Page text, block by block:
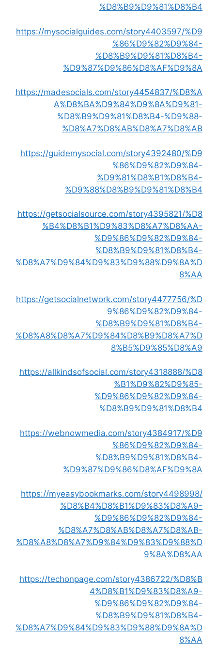
%D8%B9%D9%81%D8%B4
https://mysocialguides.com/story4403597/%D9
%86%D9%82%D9%84-
%D8%B9%D9%81%D8%B4-
%D9%87%D9%86%D8%AF%D9%8A
https://madesocials.com/story4454837/%D8%A
A%D8%BA%D9%84%D9%8A%D9%81-
%D8%B9%D9%81%D8%B4-%D9%88-
%D8%A7%D8%AB%D8%A7%D8%AB
https://guidemysocial.com/story4392480/%D9
%86%D9%82%D9%84-
%D9%81%D8%B1%D8%B4-
%D9%88%D8%B9%D9%81%D8%B4
https://getsocialsource.com/story4395821/%D8
%B4%D8%B1%D9%83%D8%A7%D8%AA-
%D9%86%D9%82%D9%84-
%D8%B9%D9%81%D8%B4-
%D8%A7%D9%84%D9%83%D9%88%D9%8A%D
8%AA
https://getsocialnetwork.com/story4477756/%D
9%86%D9%82%D9%84-
%D8%B9%D9%81%D8%B4-
%D8%A8%D8%A7%D9%84%D8%B9%D8%A7%D
8%B5%D9%85%D8%A9
https://allkindsofsocial.com/story4318888/%D8
%B1%D9%82%D9%85-
%D9%86%D9%82%D9%84-
%D8%B9%D9%81%D8%B4
https://webnowmedia.com/story4384917/%D9
%86%D9%82%D9%84-
%D8%B9%D9%81%D8%B4-
%D9%87%D9%86%D8%AF%D9%8A
https://myeasybookmarks.com/story4498998/
%D8%B4%D8%B1%D9%83%D8%A9-
%D9%86%D9%82%D9%84-
%D8%A7%D8%AB%D8%A7%D8%AB-
%D8%A8%D8%A7%D9%84%D9%83%D9%88%D
9%8A%D8%AA
https://techonpage.com/story4386722/%D8%B
4%D8%B1%D9%83%D8%A9-
%D9%86%D9%82%D9%84-
%D8%B9%D9%81%D8%B4-
%D8%A7%D9%84%D9%83%D9%88%D9%8A%D
8%AA